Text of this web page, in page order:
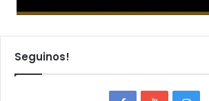
Seguinos!